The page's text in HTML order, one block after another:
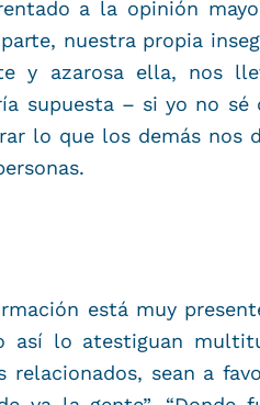
a la opinión
nuestra propia
y azarosa ella, nos
supuesta – si yo no sé
lo que los demás nos
está muy
así lo atestiguan
relacionados, sean a